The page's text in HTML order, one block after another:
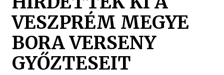
VESZPRÉM MEGYE
BORA VERSENY
GYŐZTESEIT